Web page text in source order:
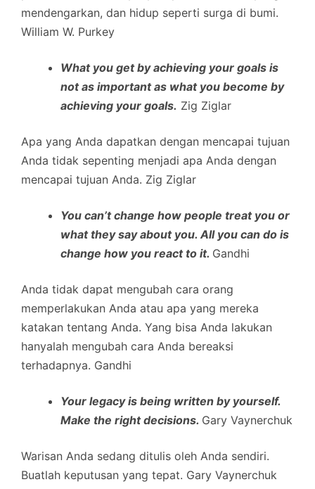
mendengarkan, dan hidup seperti surga di bumi.
William W. Purkey
What you get by achieving your goals is
not as important as what you become by
achieving your goals. Zig Ziglar
Apa yang Anda dapatkan dengan mencapai tujuan
Anda tidak sepenting menjadi apa Anda dengan
mencapai tujuan Anda. Zig Ziglar
You can’t change how people treat you or
what they say about you. All you can do is
change how you react to it. Gandhi
Anda tidak dapat mengubah cara orang
memperlakukan Anda atau apa yang mereka
katakan tentang Anda. Yang bisa Anda lakukan
hanyalah mengubah cara Anda bereaksi
terhadapnya. Gandhi
Your legacy is being written by yourself.
Make the right decisions. Gary Vaynerchuk
Warisan Anda sedang ditulis oleh Anda sendiri.
Buatlah keputusan yang tepat. Gary Vaynerchuk